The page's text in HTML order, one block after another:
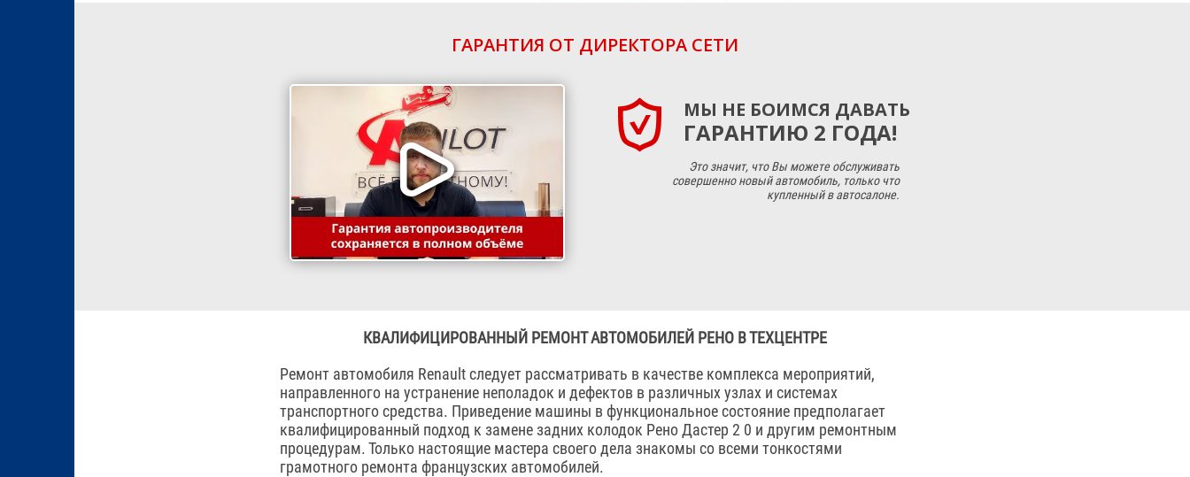
ГАРАНТИЯ ОТ ДИРЕКТОРА СЕТИ
МЫ НЕ БОИМСЯ ДАВАТЬ
ГАРАНТИЮ 2 ГОДА!
Это значит, что Вы можете обслуживать
совершенно новый автомобиль, только что
купленный в автосалоне.
КВАЛИФИЦИРОВАННЫЙ РЕМОНТ АВТОМОБИЛЕЙ РЕНО В ТЕХЦЕНТРЕ
Ремонт автомобиля Renault следует рассматривать в качестве комплекса мероприятий,
направленного на устранение неполадок и дефектов в различных узлах и системах
транспортного средства. Приведение машины в функциональное состояние предполагает
квалифицированный подход к замене задних колодок Рено Дастер 2 0 и другим ремонтным
процедурам. Только настоящие мастера своего дела знакомы со всеми тонкостями
грамотного ремонта французских автомобилей.